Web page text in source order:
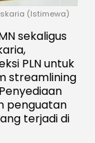
(Istimewa)
sekaligus
PLN untuk
streamlining
penguatan
terjadi di